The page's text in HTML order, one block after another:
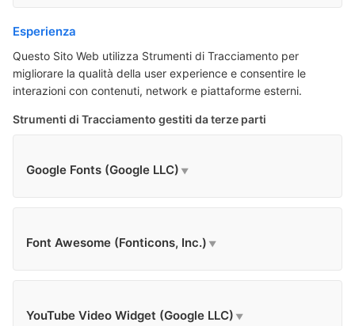
Esperienza
Questo Sito Web utilizza Strumenti di Tracciamento per
migliorare la qualità della user experience e consentire le
interazioni con contenuti, network e piattaforme esterni.
Strumenti di Tracciamento gestiti da terze parti
Google Fonts (Google LLC)
Font Awesome (Fonticons, Inc.)
YouTube Video Widget (Google LLC)